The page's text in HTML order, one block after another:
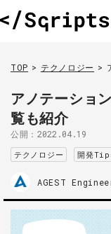
TOP テクノロジー
アノテーショ
覧も紹介
公開：2022.04.19
テクノロジー 開発
AGEST